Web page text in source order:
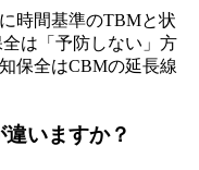
時間基準のTBMと状
は「予防しない」方
保全はCBMの延長線
いますか？